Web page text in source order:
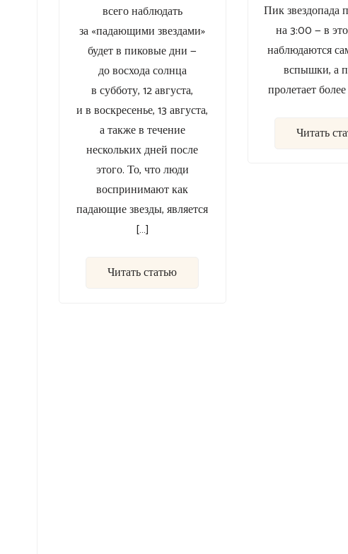
всего наблюдать
за «падающими звездами»
будет в пиковые дни —
до восхода солнца
в субботу, 12 августа,
и в воскресенье, 13 августа,
а также в течение
нескольких дней после
этого. То, что люди
воспринимают как
падающие звезды, является
[…]
Читать статью
Пик звездопада
на 3:00 — в
наблюдаются
вспышки, а
пролетает
Читать